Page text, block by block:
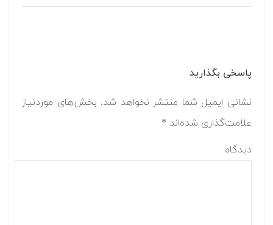
پاسخی بگذارید
نشانی ایمیل شما منتشر نخواهد شد. بخش‌های موردنیاز
علامت‌گذاری شده‌اند *
دیدگاه